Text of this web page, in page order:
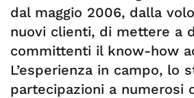
dal maggio 2006, dalla
nuovi clienti, di mettere a
committenti il know-how
L’esperienza in campo, lo
partecipazioni a numerosi